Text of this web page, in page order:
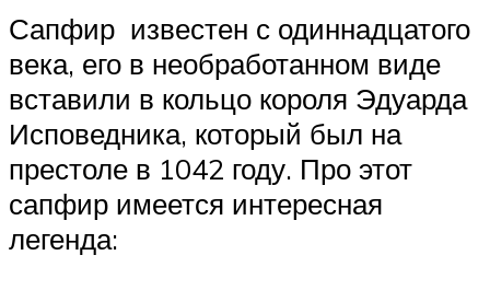
Сапфир известен с одиннадцатого
века, его в необработанном виде
вставили в кольцо короля Эдуарда
Исповедника, который был на
престоле в 1042 году. Про этот
сапфир имеется интересная
легенда: